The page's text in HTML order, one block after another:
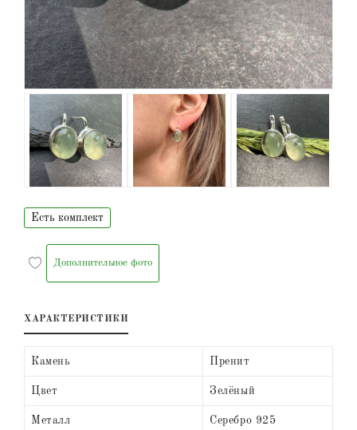
Есть комплект
Дополнительное фото
ХАРАКТЕРИСТИКИ
Камень Пренит
Цвет Зелёный
Металл Серебро 925